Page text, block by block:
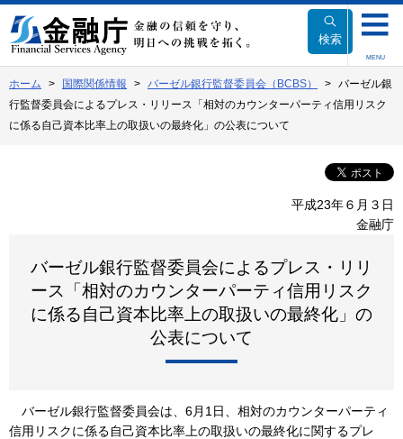
文
へ
動
検索
MENU
ホーム 国際関係情報 バーゼル銀行監督委員会（BCBS）
バーゼル銀
行監督委員会によるプレス・リリース「相対のカウンターパーティ信用リスク
に係る自己資本比率上の取扱いの最終化」の公表について
平成23年６月３日
金融庁
バーゼル銀行監督委員会によるプレス・リリ
ース「相対のカウンターパーティ信用リスク
に係る自己資本比率上の取扱いの最終化」の
公表について
バーゼル銀行監督委員会は、6月1日、相対のカウンターパーティ
信用リスクに係る自己資本比率上の取扱いの最終化に関するプレ